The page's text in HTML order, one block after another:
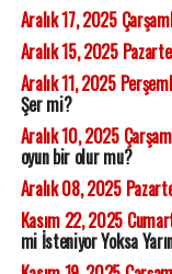
Aralık 17, 2025
Aralık 15, 2025
Aralık 11, 2025
Şer mi?
Aralık 10, 2025
oyun bir olur mu?
Aralık 08, 2025
Kasım 22, 2025
mi İsteniyor Yoksa